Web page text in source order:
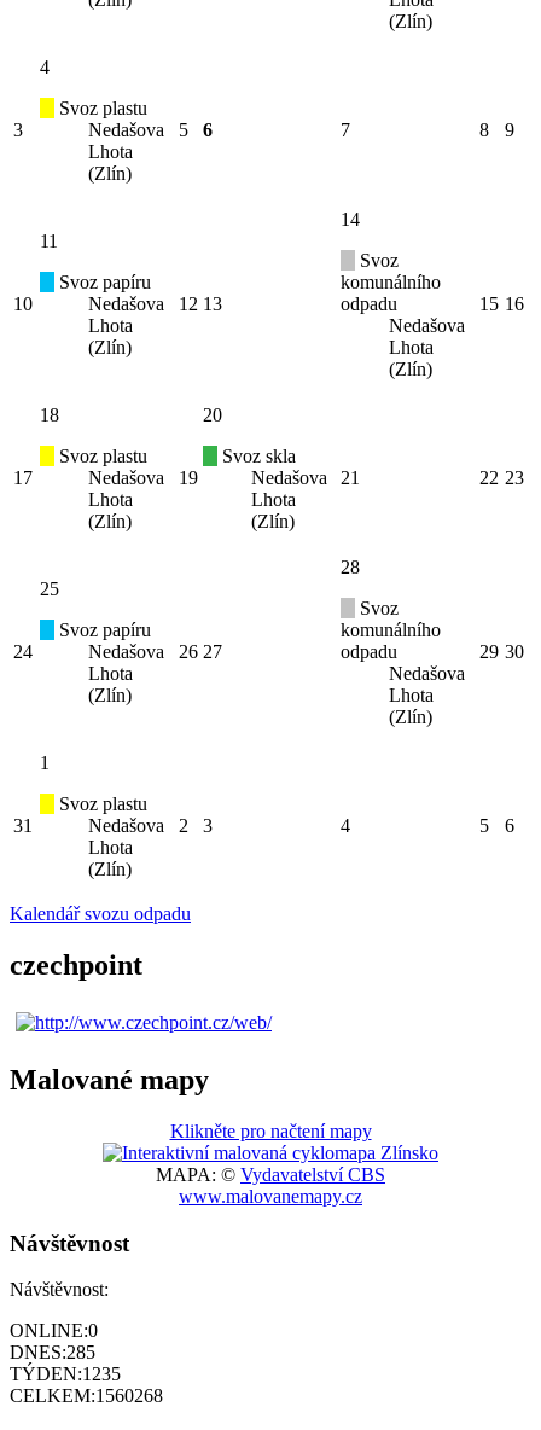
(Zlín)
3
4
Svoz plastu
Nedašova
Lhota
(Zlín)
5 6 7 8 9
10
11
Svoz papíru
Nedašova
Lhota
(Zlín)
12 13
14
Svoz
komunálního
odpadu
Nedašova
Lhota
(Zlín)
15 16
17
18
Svoz plastu
Nedašova
Lhota
(Zlín)
19
20
Svoz skla
Nedašova
Lhota
(Zlín)
21 22 23
24
25
Svoz papíru
Nedašova
Lhota
(Zlín)
26 27
28
Svoz
komunálního
odpadu
Nedašova
Lhota
(Zlín)
29 30
31
1
Svoz plastu
Nedašova
Lhota
(Zlín)
2 3 4 5 6
Kalendář svozu odpadu
czechpoint
Malované mapy
Klikněte pro načtení mapy
MAPA: © Vydavatelství CBS
www.malovanemapy.cz
Návštěvnost
Návštěvnost:
ONLINE:0
DNES:285
TÝDEN:1235
CELKEM:1560268